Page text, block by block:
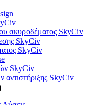
σκυροδέματος SkyCiv
SkyCiv
SkyCiv
SkyCiv
αντιστήριξης SkyCiv